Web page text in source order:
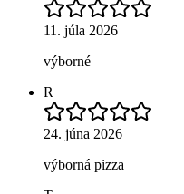
11. júla 2026
výborné
R
24. júna 2026
výborná pizza